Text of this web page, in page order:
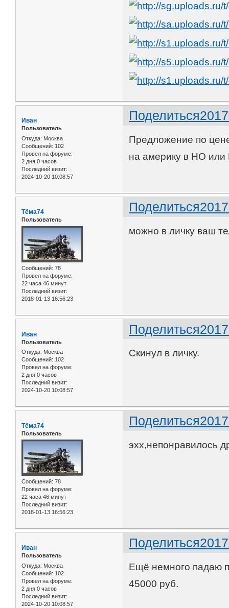
Поделиться
Иван
Пользователь
Откуда: Москва
Сообщений: 102
Провел на форуме:
2 дня 0 часов
Последний визит:
2024-10-20 10:08:57
Предложение по
на америку в НО или
Поделиться
Тёма74
Пользователь
Сообщений: 78
Провел на форуме:
22 часа 46 минут
Последний визит:
2018-01-13 16:56:23
можно в личку ваш
Поделиться
Иван
Пользователь
Откуда: Москва
Сообщений: 102
Провел на форуме:
2 дня 0 часов
Последний визит:
2024-10-20 10:08:57
Скинул в личку.
Поделиться
Тёма74
Пользователь
Сообщений: 78
Провел на форуме:
22 часа 46 минут
Последний визит:
2018-01-13 16:56:23
эхх,непонравилось
Поделиться
Иван
Пользователь
Откуда: Москва
Сообщений: 102
Провел на форуме:
2 дня 0 часов
Последний визит:
2024-10-20 10:08:57
Ещё немного падаю
45000 руб.